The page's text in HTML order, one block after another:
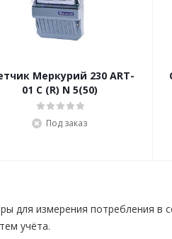
Меркурий 230 ART-
01 C (R) N 5(50)
Под заказ
для измерения потребления в
учёта.